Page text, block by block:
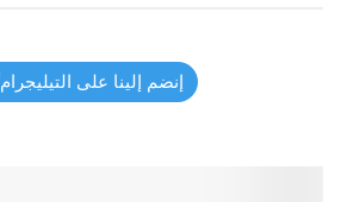
إنضم إلينا على التيليجرام